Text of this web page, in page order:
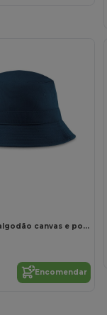
Panamá em algodão canvas e poliéster (220 g/m²)
Encomendar